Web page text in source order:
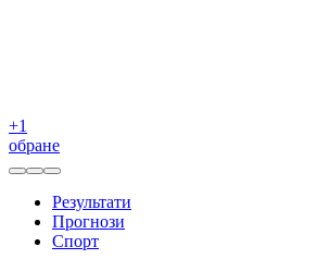
+1
обране
Результати
Прогнози
Спорт